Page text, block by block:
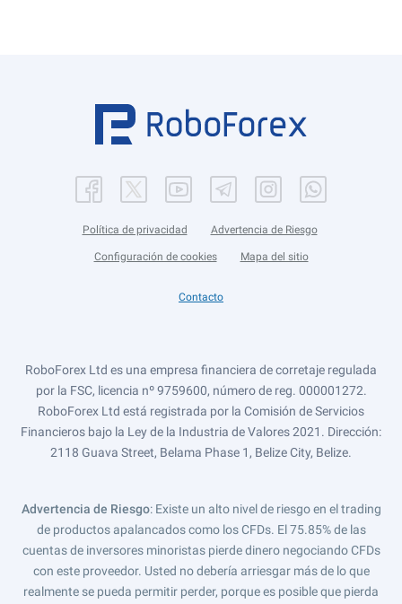
Política de privacidad Advertencia de Riesgo
Configuración de cookies Mapa del sitio
Contacto
RoboForex Ltd es una empresa financiera de corretaje regulada
por la FSC, licencia nº 9759600, número de reg. 000001272.
RoboForex Ltd está registrada por la Comisión de Servicios
Financieros bajo la Ley de la Industria de Valores 2021. Dirección:
2118 Guava Street, Belama Phase 1, Belize City, Belize.
Advertencia de Riesgo: Existe un alto nivel de riesgo en el trading
de productos apalancados como los CFDs. El 75.85% de las
cuentas de inversores minoristas pierde dinero negociando CFDs
con este proveedor. Usted no debería arriesgar más de lo que
realmente se pueda permitir perder, porque es posible que pierda